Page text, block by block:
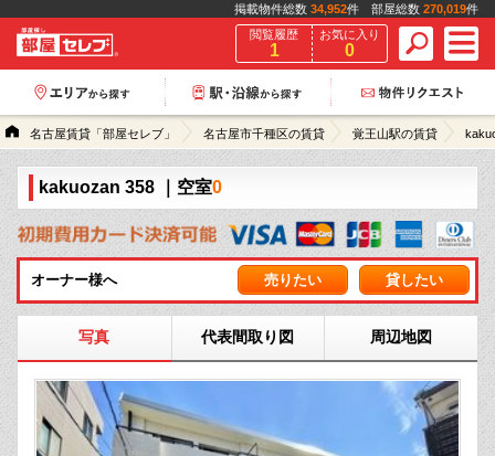
掲載物件総数 34,952件 部屋総数 270,019件
閲覧履歴
1
お気に入り
0
名古屋賃貸「部屋セレブ」 名古屋市千種区の賃貸 覚王山駅の賃貸
kakuozan 358 ｜空室0
オーナー様へ 売りたい 貸したい
写真 代表間取り図 周辺地図